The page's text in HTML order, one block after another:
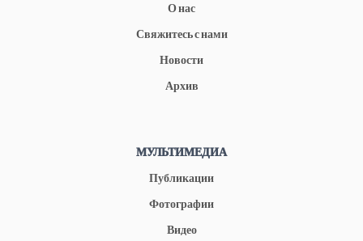
О нас
Свяжитесь с нами
Новости
Архив
МУЛЬТИМЕДИА
Публикации
Фотографии
Видео